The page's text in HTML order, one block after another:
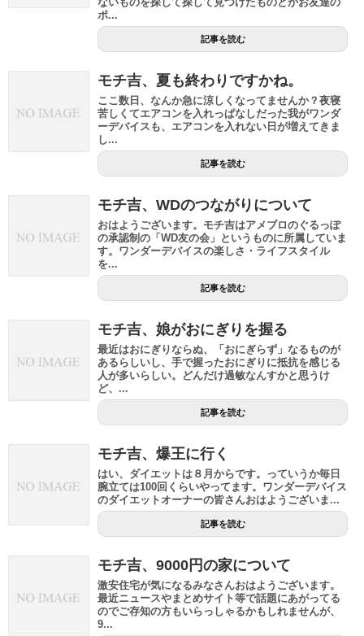
ポ...
記事を読む
モチ吉、夏も終わりですかね。
ここ数日、なんか急に涼しくなってませんか？夜寝
苦しくてエアコンを入れっぱなしだった我がワンダ
ーデバイスも、エアコンを入れない日が増えてきま
し...
記事を読む
モチ吉、WDのつながりについて
おはようございます。モチ吉はアメブロのぐるっぽ
の承認制の「WD友の会」というものに所属していま
す。ワンダーデバイスの楽しさ・ライフスタイル
を...
記事を読む
モチ吉、娘がおにぎりを握る
最近はおにぎりならぬ、「おにぎらず」なるものが
あるらしいし、手で握ったおにぎりに抵抗を感じる
人が多いらしい。どんだけ過敏なんすかと思うけ
ど、...
記事を読む
モチ吉、爆王に行く
はい、ダイエットは８月からです。っていうか毎日
腕立ては100回くらいやってます。ワンダーデバイス
のダイエットオーナーの皆さんおはようございま...
記事を読む
モチ吉、9000円の家について
激安住宅が気になるみなさんおはようございます。
最近ニュースやまとめサイト等で話題にあがってる
のでご存知の方もいらっしゃるかもしれませんが、
9...